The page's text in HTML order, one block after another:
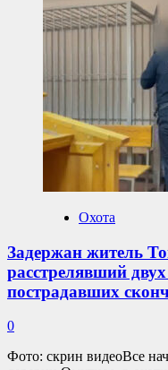
Сторож
охотничьей
о
причинах
расследование
уголовного
по
расстрела
охотников
сторожем
заимки
в
Томской
Охота
Задержан житель
расстрелявший
пострадавших
0
Фото: скрин видеоВсе